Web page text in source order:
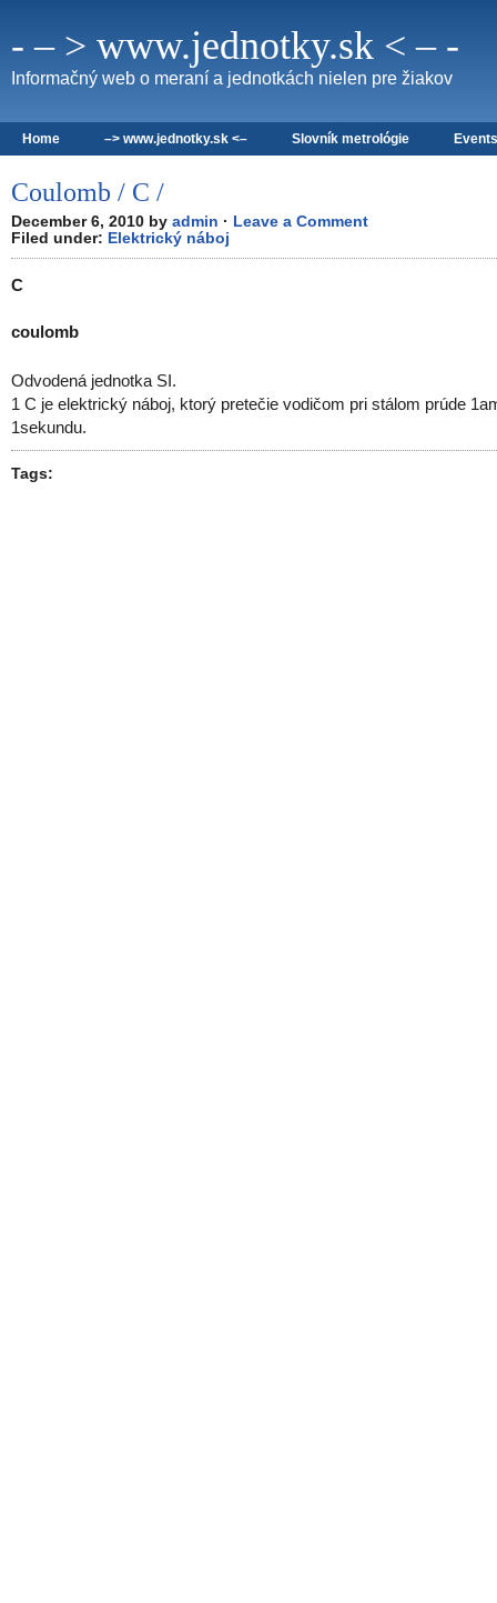
- – > www.jednotky.sk < – -
Informačný web o meraní a jednotkách nielen pre žiakov
Home –> www.jednotky.sk <– Slovník metrológie Events
Coulomb / C /
December 6, 2010 by admin · Leave a Comment
Filed under: Elektrický náboj
C
coulomb
Odvodená jednotka SI.
1 C je elektrický náboj, ktorý pretečie vodičom pri stálom prúde
1sekundu.
Tags: